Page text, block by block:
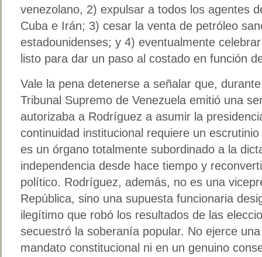
venezolano, 2) expulsar a todos los agentes
Cuba e Irán; 3) cesar la venta de petróleo
estadounidenses; y 4) eventualmente
listo para dar un paso al costado en función
Vale la pena detenerse a señalar que,
Tribunal Supremo de Venezuela emitió una
autorizaba a Rodríguez a asumir la
continuidad institucional requiere un
es un órgano totalmente subordinado a la
independencia desde hace tiempo y
político. Rodríguez, además, no es una
República, sino una supuesta funcionaria
ilegítimo que robó los resultados de las
secuestró la soberanía popular. No ejerce
mandato constitucional ni en un genuino